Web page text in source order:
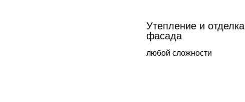
Утепление и отделка
фасада
любой сложности